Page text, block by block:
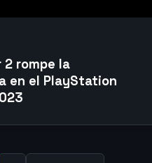
2 rompe la
en el PlayStation